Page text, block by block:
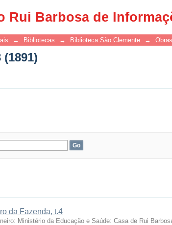
Rui Barbosa de
→ Bibliotecas → Biblioteca São Clemente →
da Fazenda, t.4
Ministério da Educação e Saúde: Casa de Rui